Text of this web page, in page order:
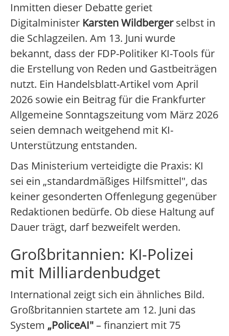
Inmitten dieser Debatte geriet
Digitalminister Karsten Wildbergerselbst in
die Schlagzeilen. Am 13. Juni wurde
bekannt, dass der FDP-Politiker KI-Tools für
die Erstellung von Reden und Gastbeiträgen
nutzt. Ein Handelsblatt-Artikel vom April
2026 sowie ein Beitrag für die Frankfurter
Allgemeine Sonntagszeitung vom März 2026
seien demnach weitgehend mit KI-
Unterstützung entstanden.
Das Ministerium verteidigte die Praxis: KI
sei ein „standardmäßiges Hilfsmittel", das
keiner gesonderten Offenlegung gegenüber
Redaktionen bedürfe. Ob diese Haltung auf
Dauer trägt, darf bezweifelt werden.
Großbritannien: KI-Polizei
mit Milliardenbudget
International zeigt sich ein ähnliches Bild.
Großbritannien startete am 12. Juni das
System „PoliceAI"– finanziert mit 75